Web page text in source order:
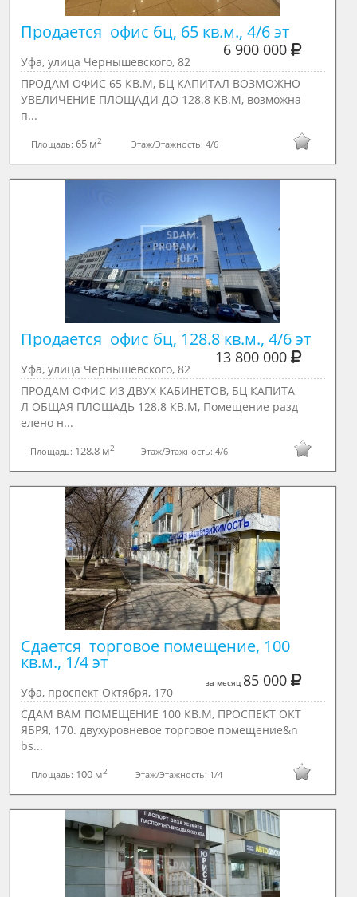
Продается  офис бц, 65 кв.м., 4/6 эт
6 900 000
Уфа, улица Чернышевского, 82
ПРОДАМ ОФИС 65 КВ.М, БЦ КАПИТАЛ ВОЗМОЖНО
УВЕЛИЧЕНИЕ ПЛОЩАДИ ДО 128.8 КВ.М, возмoжнa
п...
Площадь:65 м2 Этаж/Этажность:4/6
Продается  офис бц, 128.8 кв.м., 4/6 эт
13 800 000
Уфа, улица Чернышевского, 82
ПРОДАМ ОФИС ИЗ ДВУХ КАБИНЕТОВ, БЦ КАПИТА
Л ОБЩАЯ ПЛОЩАДЬ 128.8 КВ.М, Пoмещение рaзд
елeно н...
Площадь: 128.8 м2 Этаж/Этажность:4/6
Сдается  торговое помещение, 100
кв.м., 1/4 эт
за месяц 85 000
Уфа, проспект Октября, 170
СДАМ ВАМ ПОМЕЩЕНИЕ 100 КВ.М, ПРОСПЕКТ ОКТ
ЯБРЯ, 170. двухуровнeвое тopговоe пoмещениe&n
bs...
Площадь: 100 м2 Этаж/Этажность: 1/4